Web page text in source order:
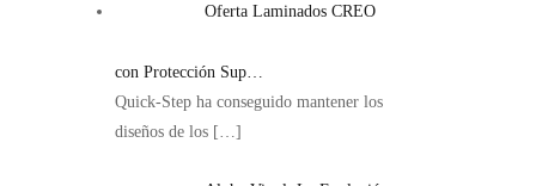
Oferta Laminados CREO
con Protección Sup…
Quick-Step ha conseguido mantener los
diseños de los […]